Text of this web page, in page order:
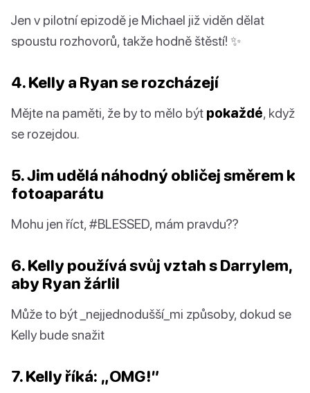
Jen v pilotní epizodě je Michael již viděn dělat
spoustu rozhovorů, takže hodně štěstí! ✨
4. Kelly a Ryan se rozcházejí
Mějte na paměti, že by to mělo být pokaždé, když
se rozejdou.
5. Jim udělá náhodný obličej směrem k
fotoaparátu
Mohu jen říct, #BLESSED, mám pravdu??
6. Kelly používá svůj vztah s Darrylem,
aby Ryan žárlil
Může to být _nejjednodušší_mi způsoby, dokud se
Kelly bude snažit
7. Kelly říká: „OMG!”